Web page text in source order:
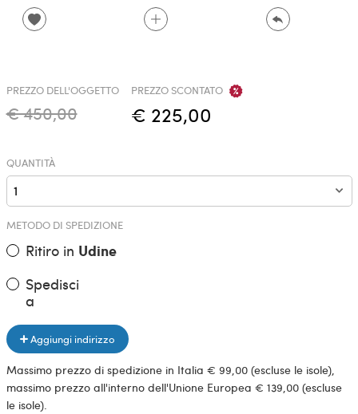
PREZZO DELL'OGGETTO
€ 450,00
PREZZO SCONTATO
€ 225,00
QUANTITÀ
METODO DI SPEDIZIONE
Ritiro in Udine
Spedisci
a
Aggiungi indirizzo
Massimo prezzo di spedizione in Italia € 99,00 (escluse le isole),
massimo prezzo all'interno dell'Unione Europea € 139,00 (escluse
le isole).